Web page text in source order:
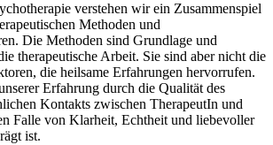
verstehen wir ein Zusammenspiel
Methoden und
Die Methoden sind Grundlage und
therapeutische Arbeit. Sie sind aber nicht die
die heilsame Erfahrungen hervorrufen.
Erfahrung durch die Qualität des
Kontakts zwischen TherapeutIn und
Falle von Klarheit, Echtheit und liebevoller
ist.